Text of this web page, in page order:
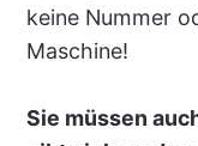
keine Nummer
Maschine!
Sie müssen